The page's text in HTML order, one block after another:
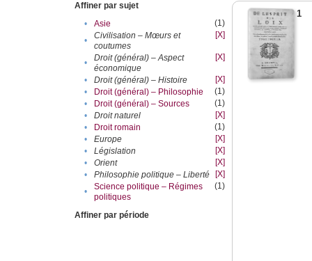
Affiner par sujet
•
Asie
(1)
•
Civilisation – Mœurs et
coutumes
[X]
•
Droit (général) – Aspect
économique
[X]
• Droit (général) – Histoire
[X]
•
Droit (général) – Philosophie
(1)
•
Droit (général) – Sources
(1)
•
Droit naturel
[X]
•
Droit romain
(1)
•
Europe
[X]
•
Législation
[X]
•
Orient
[X]
•
Philosophie politique – Liberté
[X]
•
Science politique – Régimes
politiques
(1)
Affiner par période
1